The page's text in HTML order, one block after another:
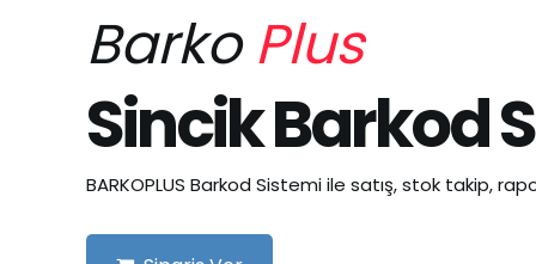
BarkoPlus
Sincik Barkod
BARKOPLUS Barkod Sistemi ile satış, stok takip,